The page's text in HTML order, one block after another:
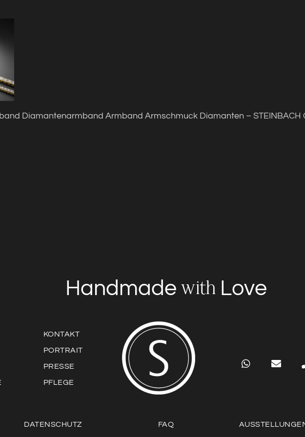
Diamantenarmband Armband Armschmuck Diamanten – STEINBACH
Handmade with Love
KONTAKT
PORTRAIT
PRESSE
PFLEGE
DATENSCHUTZ FAQ